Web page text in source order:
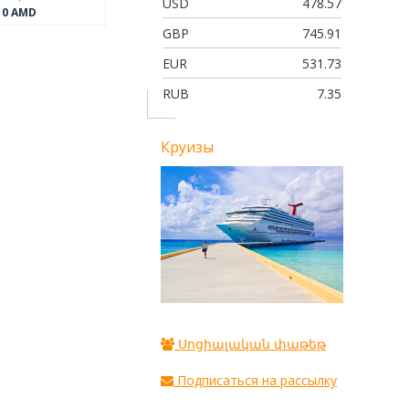
0AMD
GBP
745.91
EUR
531.73
RUB
7.35
Круизы
Սոցիալական փաթեթ
Подписаться на рассылку